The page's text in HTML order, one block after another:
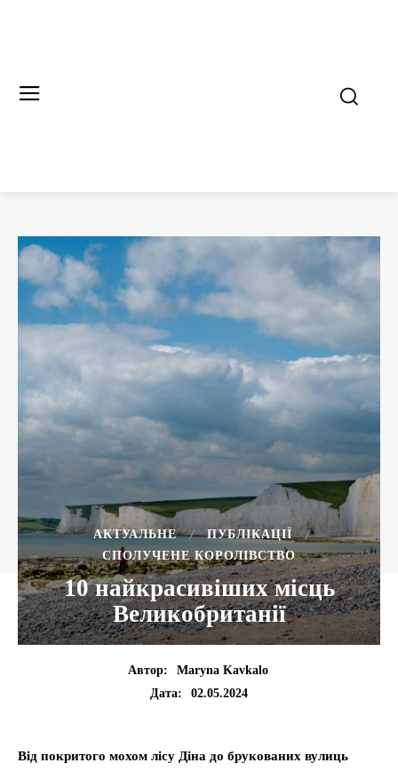
АКТУАЛЬНЕ
ПУБЛІКАЦІЇ
СПОЛУЧЕНЕ КОРОЛІВСТВО
10 найкрасивіших місць
Великобританії
Автор:
Maryna Kavkalo
Дата:
02.05.2024
Від покритого мохом лісу Діна до брукованих вулиць